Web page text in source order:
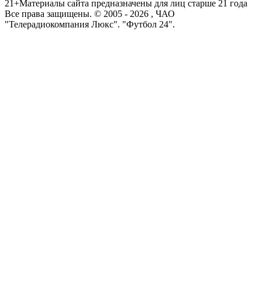
21+Материалы сайта предназначены для лиц старше 21 года
Все права защищены. © 2005 - 2026 , ЧАО
"Телерадиокомпания Люкс". "Футбол 24".